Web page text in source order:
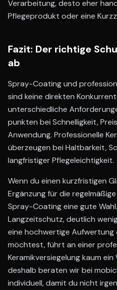
Verarbeitung, desto eher
Pflegeprodukt oder eine
Fazit: Der richtige
ab
Spray-Coating und
sind keine direkten
unterschiedliche
punkten bei Schnelligkeit,
Anwendung. Professionelle
überzeugen bei Haltbarkeit,
langfristiger Pflegeleichtigkeit.
Wenn du einen kurzfristigen
Ergänzung für die
Spray-Coating eine gute
Langzeitschutz, deutlich
eine hochwertige Aufwertung
möchtest, führt an einer
Keramikversiegelung kaum ein
deshalb beraten wir bei
individuell, damit du nicht